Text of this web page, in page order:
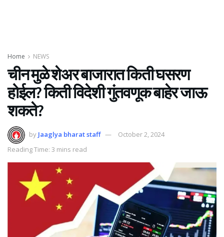
Home NEWS
चीन मुळे शेअर बाजारात किती घसरण
होईल? किती विदेशी गुंतवणूक बाहेर जाऊ
शकते?
by Jaaglya bharat staff
October 2, 2024
Reading Time: 3 mins read